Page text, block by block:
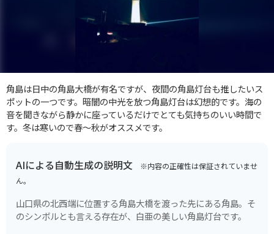
角島は日中の角島大橋が有名ですが、夜間の角島灯台も推したいス
ポットの一つです。暗闇の中光を放つ角島灯台は幻想的です。海の
音を聞きながら静かに座っているだけでとても気持ちのいい時間で
す。冬は寒いので春～秋がオススメです。
AIによる自動生成の説明文 ※内容の正確性は保証されていませ
ん。
山口県の北西端に位置する角島大橋を渡った先にある角島。そ
のシンボルとも言える存在が、白亜の美しい角島灯台です。